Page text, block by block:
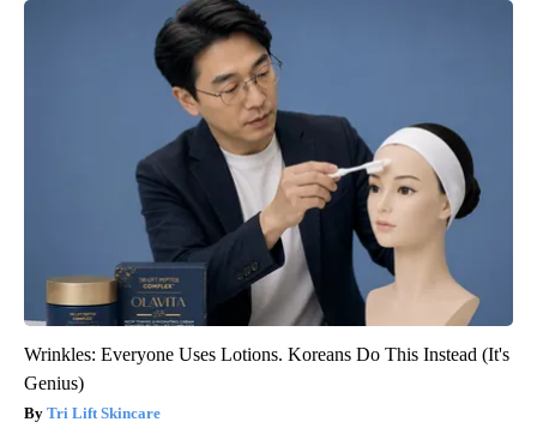
Wrinkles: Everyone Uses Lotions. Koreans Do This Instead (It's
Genius)
Tri Lift Skincare